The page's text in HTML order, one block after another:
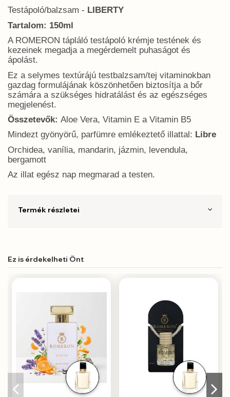
Testápoló/balzsam - LIBERTY
Tartalom: 150ml
A ROMERON tápláló testápoló krémje testének és
kezeinek megadja a megérdemelt puhaságot és
ápolást.
Ez a selymes textúrájú testbalzsam/tej vitaminokban
gazdag formulájának köszönhetően biztosítja a bőr
számára a szükséges hidratálást és az egészséges
megjelenést.
Összetevők: Aloe Vera, Vitamin E a Vitamin B5
Mindezt gyönyörű, parfümre emlékeztető illattal: Libre
Orchidea, vanília, mandarin, jázmin, levendula,
bergamott
Az illat egész nap megmarad a testen.
Termék részletei
Ez is érdekelheti Önt